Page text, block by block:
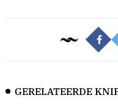
GERELATEERDE